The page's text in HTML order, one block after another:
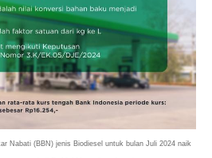
Nabati (BBN) jenis Biodiesel untuk bulan Juli 2024 naik